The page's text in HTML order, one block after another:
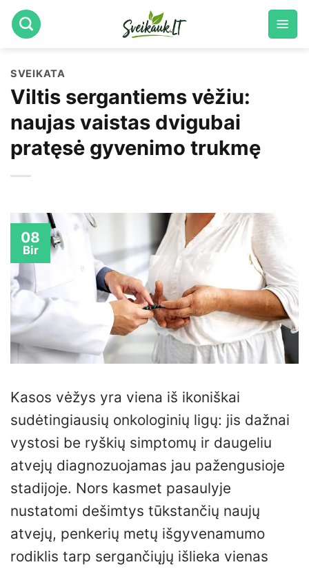
Skip
to
SVEIKATA
Viltis sergantiems vėžiu:
naujas vaistas dvigubai
pratęsė gyvenimo trukmę
08
Bir
Kasos vėžys yra viena iš ikoniškai
sudėtingiausių onkologinių ligų: jis dažnai
vystosi be ryškių simptomų ir daugeliu
atvejų diagnozuojamas jau pažengusioje
stadijoje. Nors kasmet pasaulyje
nustatomi dešimtys tūkstančių naujų
atvejų, penkerių metų išgyvenamumo
rodiklis tarp sergančiųjų išlieka vienas